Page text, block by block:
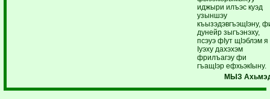
иджыри илъэс куэд
узыншэу
къызэдэвгъэщIэну,
дунейр зыгъэнэху,
псэуэ фIут щIэблэм я
Iуэху дахэхэм
фрилъагэу фи
гъащIэр ефхьэкIыну.
МЫЗ